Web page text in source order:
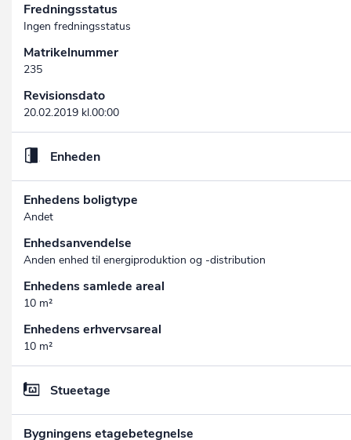
Fredningsstatus
Ingen fredningsstatus
Matrikelnummer
235
Revisionsdato
20.02.2019 kl.00:00
Enheden
Enhedens boligtype
Andet
Enhedsanvendelse
Anden enhed til energiproduktion og -distribution
Enhedens samlede areal
10 m²
Enhedens erhvervsareal
10 m²
Stueetage
Bygningens etagebetegnelse